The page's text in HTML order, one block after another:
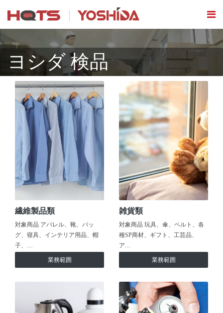
ヨシダ 検品
繊維製品類
対象商品 アパレル、靴、バッ
グ、寝具、インテリア用品、帽
子、…
業務範囲
雑貨類
対象商品 玩具、傘、ベルト、各
種SP商材、ギフト、工芸品、
ア…
業務範囲